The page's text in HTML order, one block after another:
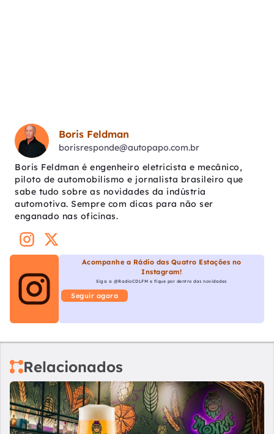
Boris Feldman
borisresponde@autopapo.com.br
Boris Feldman é engenheiro eletricista e mecânico,
piloto de automobilismo e jornalista brasileiro que
sabe tudo sobre as novidades da indústria
automotiva. Sempre com dicas para não ser
enganado nas oficinas.
Acompanhe a Rádio das Quatro Estações no
Instagram!
Siga a @RadioCDLFM e fique por dentro das novidades
Seguir agora
Relacionados